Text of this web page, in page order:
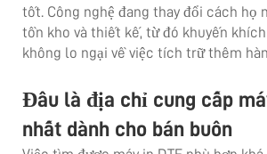
tốt. Công nghệ đang thay đổi cách họ
tồn kho và thiết kế, từ đó khuyến
không lo ngại về việc tích trữ thêm
Đâu là địa chỉ cung cấp
nhất dành cho bán buôn